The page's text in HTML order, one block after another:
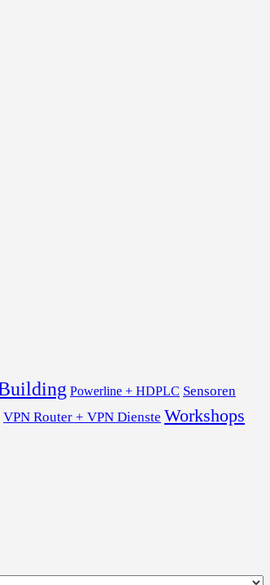
Powerline + HDPLC Sensoren
VPN Router + VPN Dienste Workshops